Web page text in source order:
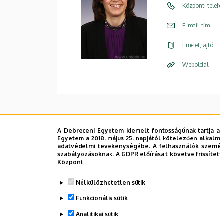
A Debreceni Egyetem kiemelt fontosságúnak
Egyetem a 2018. május 25. napjától kötelezően
adatvédelmi tevékenységébe. A felhasználók
szabályozásoknak. A GDPR előírásait követve
Központ
Nélkülözhetetlen sütik
Funkcionális sütik
Analitikai sütik
Központi
E-mail cím
Emelet, ajtó
Weboldal